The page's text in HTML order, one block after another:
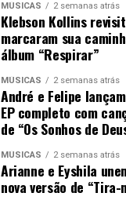
MÚSICAS 2 semanas atrás
Klebson Kollins
marcaram sua
álbum “Respirar”
MÚSICAS 2 semanas atrás
André e Felipe
EP completo com
de “Os Sonhos de
MÚSICAS 2 semanas atrás
Arianne e Eyshila
nova versão de “Tira-